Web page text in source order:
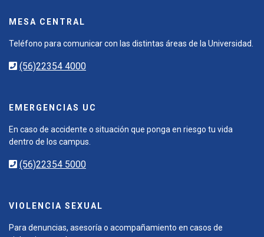
MESA CENTRAL
Teléfono para comunicar con las distintas áreas de la Universidad.
(56)22354 4000
EMERGENCIAS UC
En caso de accidente o situación que ponga en riesgo tu vida
dentro de los campus.
(56)22354 5000
VIOLENCIA SEXUAL
Para denuncias, asesoría o acompañamiento en casos de